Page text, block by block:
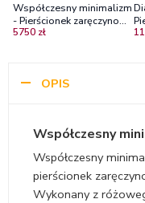
Współczesny minimalizm
- Pierścionek zaręczynowy
Diamond Sky z różowego
5750 zł
OPIS
Współczesny
Współczesny
pierścionek
Wykonany z